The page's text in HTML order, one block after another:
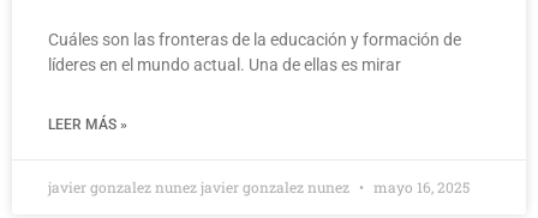
Cuáles son las fronteras de la educación y formación de
líderes en el mundo actual. Una de ellas es mirar
LEER MÁS »
javier gonzalez nunez javier gonzalez nunez mayo 16, 2025